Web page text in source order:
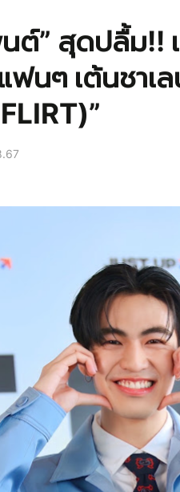
” สุดปลื้ม!!
ฟนๆ เต้นชาเ